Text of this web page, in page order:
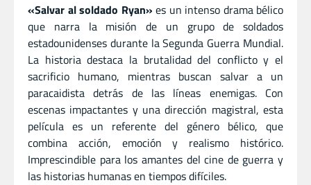
«Salvar al soldado Ryan» es un intenso drama bélico
que narra la misión de un grupo de soldados
estadounidenses durante la Segunda Guerra Mundial.
La historia destaca la brutalidad del conflicto y el
sacrificio humano, mientras buscan salvar a un
paracaidista detrás de las líneas enemigas. Con
escenas impactantes y una dirección magistral, esta
película es un referente del género bélico, que
combina acción, emoción y realismo histórico.
Imprescindible para los amantes del cine de guerra y
las historias humanas en tiempos difíciles.